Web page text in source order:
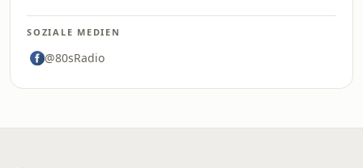
SOZIALE MEDIEN
@80sRadio